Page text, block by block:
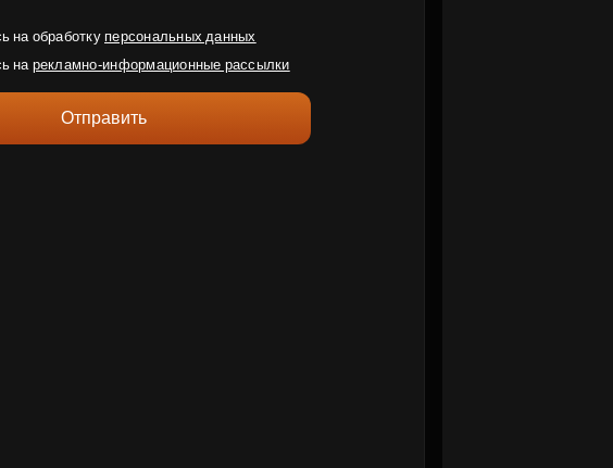
на обработку персональных данных
нарекламно-информационные рассылки
Отправить